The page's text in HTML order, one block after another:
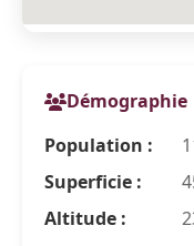
Démographie
Population :
Superficie :
Altitude :